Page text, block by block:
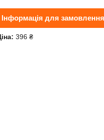
Інформація для замовлення
396 ₴